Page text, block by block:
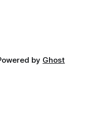
by Ghost